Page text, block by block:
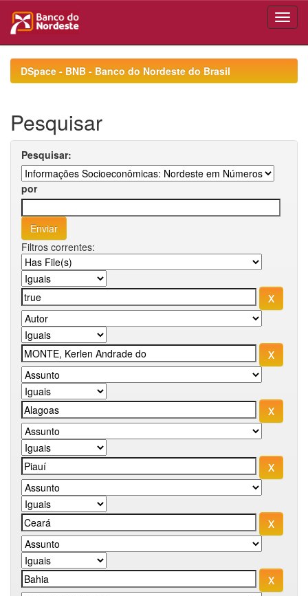
navigationDSpace - BNB - Banco do Nordeste do Brasil
Pesquisar
Pesquisar:
por
Filtros correntes: